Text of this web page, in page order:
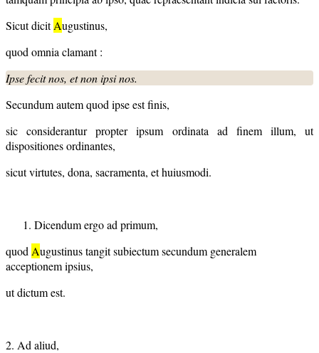
Sicut dicitAugustinus,
quod omnia clamant :
Ipse fecit nos, et non ipsi nos.
Secundum autem quod ipse est finis,
sic considerantur propter ipsum ordinata ad finem illum, ut
dispositiones ordinantes,
sicut virtutes, dona, sacramenta, et huiusmodi.
Dicendum ergo ad primum,
quod Augustinus tangit subiectum secundum generalem
acceptionem ipsius,
ut dictum est.
2. Ad aliud,